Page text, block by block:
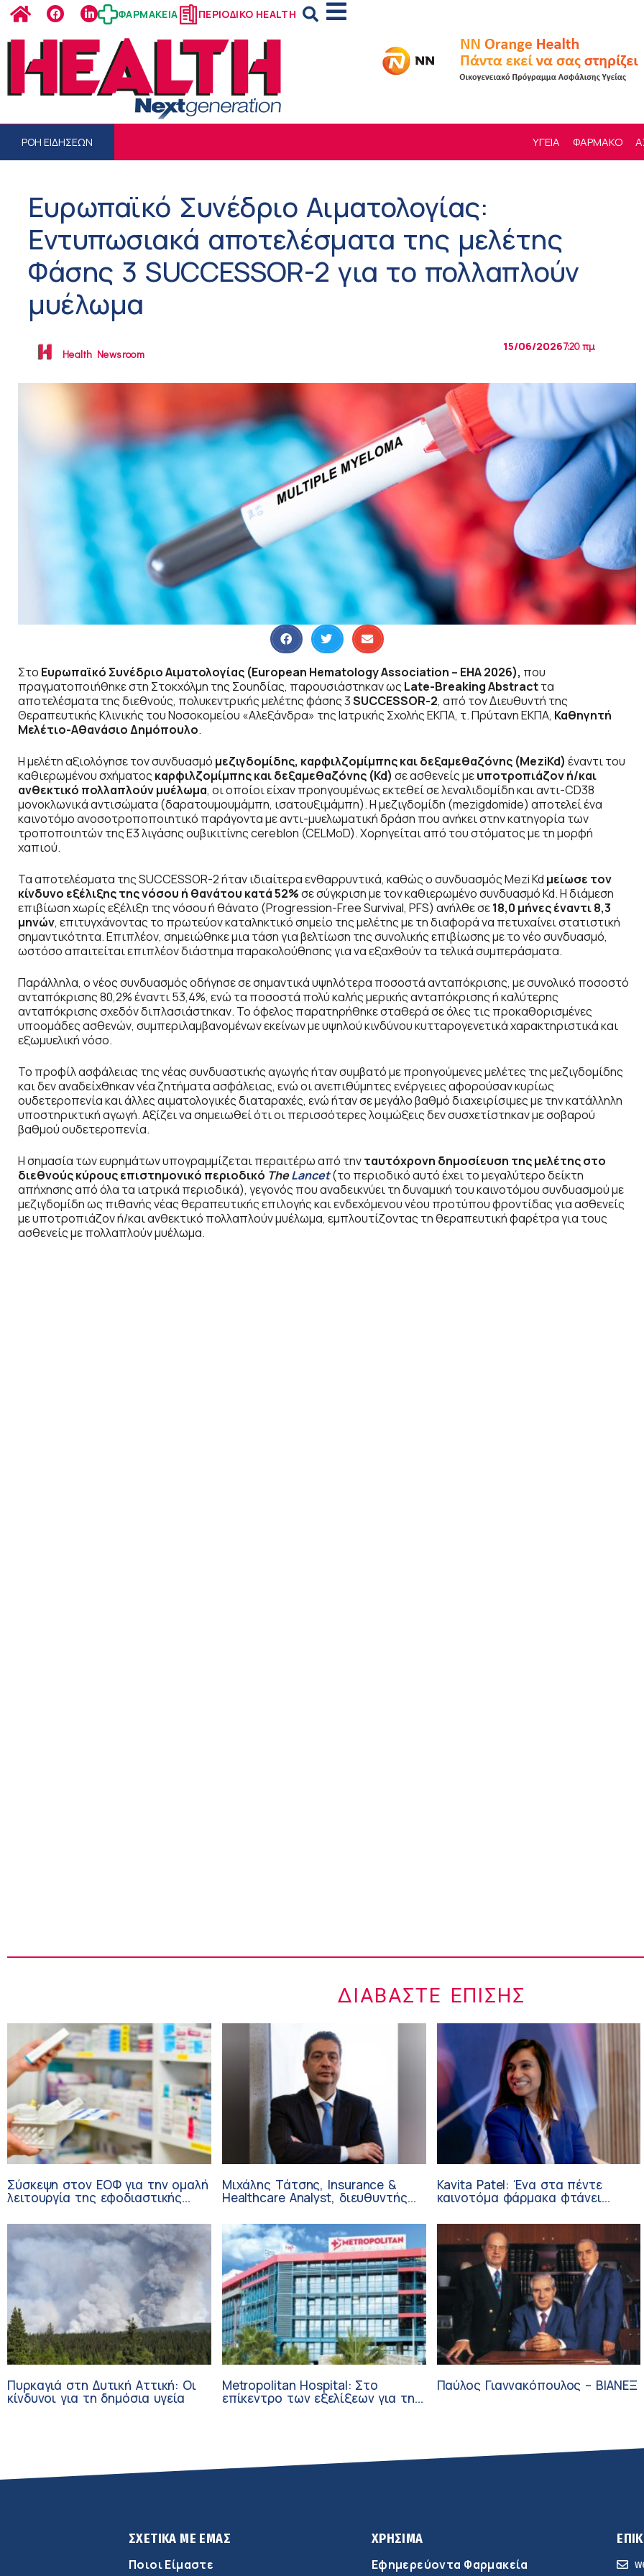
ΦΑΡΜΑΚΕΙΑ ΠΕΡΙΟΔΙΚΟ HEALTH
ΡΟΗ ΕΙΔΗΣΕΩΝ ΥΓΕΙΑ ΦΑΡΜΑΚΟ
Ευρωπαϊκό Συνέδριο Αιματολογίας:
Εντυπωσιακά αποτελέσματα της μελέτης
Φάσης 3 SUCCESSOR-2 για το πολλαπλούν
μυέλωμα
Health Newsroom
15/06/20267:20 πμ
Στο Ευρωπαϊκό Συνέδριο Αιματολογίας (European Hematology Association – EHA 2026), που
πραγματοποιήθηκε στη Στοκχόλμη της Σουηδίας, παρουσιάστηκαν ως Late-Breaking Abstractτα
αποτελέσματα της διεθνούς, πολυκεντρικής μελέτης φάσης 3SUCCESSOR-2, από τον Διευθυντή της
Θεραπευτικής Κλινικής του Νοσοκομείου «Αλεξάνδρα» της Ιατρικής Σχολής ΕΚΠΑ, τ. Πρύτανη ΕΚΠΑ, Καθηγητή
Μελέτιο-Αθανάσιο Δημόπουλο.
Η μελέτη αξιολόγησε τον συνδυασμό μεζιγδομίδης, καρφιλζομίμπης και δεξαμεθαζόνης (MeziKd) έναντι του
καθιερωμένου σχήματος καρφιλζομίμπης και δεξαμεθαζόνης (Kd) σε ασθενείς μευποτροπιάζον ή/και
ανθεκτικό πολλαπλούν μυέλωμα, οι οποίοι είχαν προηγουμένως εκτεθεί σε λεναλιδομίδη και αντι-CD38
μονοκλωνικά αντισώματα (δαρατουμουμάμπη, ισατουξιμάμπη). Η μεζιγδομίδη (mezigdomide) αποτελεί ένα
καινοτόμο ανοσοτροποποιητικό παράγοντα με αντι-μυελωματική δράση που ανήκει στην κατηγορία των
τροποποιητών της E3 λιγάσης ουβικιτίνης cereblon (CELMoD). Χορηγείται από του στόματος με τη μορφή
χαπιού.
Τα αποτελέσματα της SUCCESSOR-2 ήταν ιδιαίτερα ενθαρρυντικά, καθώς ο συνδυασμός Mezi Kd μείωσε τον
κίνδυνο εξέλιξης της νόσου ή θανάτου κατά 52%σε σύγκριση με τον καθιερωμένο συνδυασμό Kd. Η διάμεση
επιβίωση χωρίς εξέλιξη της νόσου ή θάνατο (Progression-Free Survival, PFS) ανήλθε σε18,0 μήνες έναντι 8,3
μηνών, επιτυγχάνοντας το πρωτεύον καταληκτικό σημείο της μελέτης με τη διαφορά να πετυχαίνει στατιστική
σημαντικότητα. Επιπλέον, σημειώθηκε μια τάση για βελτίωση της συνολικής επιβίωσης με το νέο συνδυασμό,
ωστόσο απαιτείται επιπλέον διάστημα παρακολούθησης για να εξαχθούν τα τελικά συμπεράσματα.
Παράλληλα, ο νέος συνδυασμός οδήγησε σε σημαντικά υψηλότερα ποσοστά ανταπόκρισης, με συνολικό ποσοστό
ανταπόκρισης 80,2% έναντι 53,4%, ενώ τα ποσοστά πολύ καλής μερικής ανταπόκρισης ή καλύτερης
ανταπόκρισης σχεδόν διπλασιάστηκαν. Το όφελος παρατηρήθηκε σταθερά σε όλες τις προκαθορισμένες
υποομάδες ασθενών, συμπεριλαμβανομένων εκείνων με υψηλού κινδύνου κυτταρογενετικά χαρακτηριστικά και
εξωμυελική νόσο.
Το προφίλ ασφάλειας της νέας συνδυαστικής αγωγής ήταν συμβατό με προηγούμενες μελέτες της μεζιγδομίδης
και δεν αναδείχθηκαν νέα ζητήματα ασφάλειας, ενώ οι ανεπιθύμητες ενέργειες αφορούσαν κυρίως
ουδετεροπενία και άλλες αιματολογικές διαταραχές, ενώ ήταν σε μεγάλο βαθμό διαχειρίσιμες με την κατάλληλη
υποστηρικτική αγωγή. Αξίζει να σημειωθεί ότι οι περισσότερες λοιμώξεις δεν συσχετίστηκαν με σοβαρού
βαθμού ουδετεροπενία.
Η σημασία των ευρημάτων υπογραμμίζεται περαιτέρω από τηνταυτόχρονη δημοσίευση της μελέτης στο
διεθνούς κύρους επιστημονικό περιοδικό TheLancet(το περιοδικό αυτό έχει το μεγαλύτερο δείκτη
απήχησης από όλα τα ιατρικά περιοδικά), γεγονός που αναδεικνύει τη δυναμική του καινοτόμου συνδυασμού με
μεζιγδομίδη ως πιθανής νέας θεραπευτικής επιλογής και ενδεχόμενου νέου προτύπου φροντίδας για ασθενείς
με υποτροπιάζον ή/και ανθεκτικό πολλαπλούν μυέλωμα, εμπλουτίζοντας τη θεραπευτική φαρέτρα για τους
ασθενείς με πολλαπλούν μυέλωμα.
ΔΙΑΒΆΣΤΕ ΕΠΊΣΗΣ
Σύσκεψη στον ΕΟΦ για την ομαλή
λειτουργία της εφοδιαστικής
διάρκεια του καλοκαιριού
Μιχάλης Τάτσης, Insurance &
Healthcare Analyst, διευθυντής
Ομίλου HHG
Kavita Patel: Ένα στα πέντε
καινοτόμα φάρμακα φτάνει
Πυρκαγιά στη Δυτική Αττική: Οι
κίνδυνοι για τη δημόσια υγεία
Metropolitan Hospital: Στο
επίκεντρο των εξελίξεων για την
Παύλος Γιαννακόπουλος – ΒΙΑΝΕΞ
ΣΧΕΤΙΚΑ ΜΕ ΕΜΑΣ
Ποιοι Είμαστε
ΧΡΗΣΙΜΑ
Εφημερεύοντα Φαρμακεία